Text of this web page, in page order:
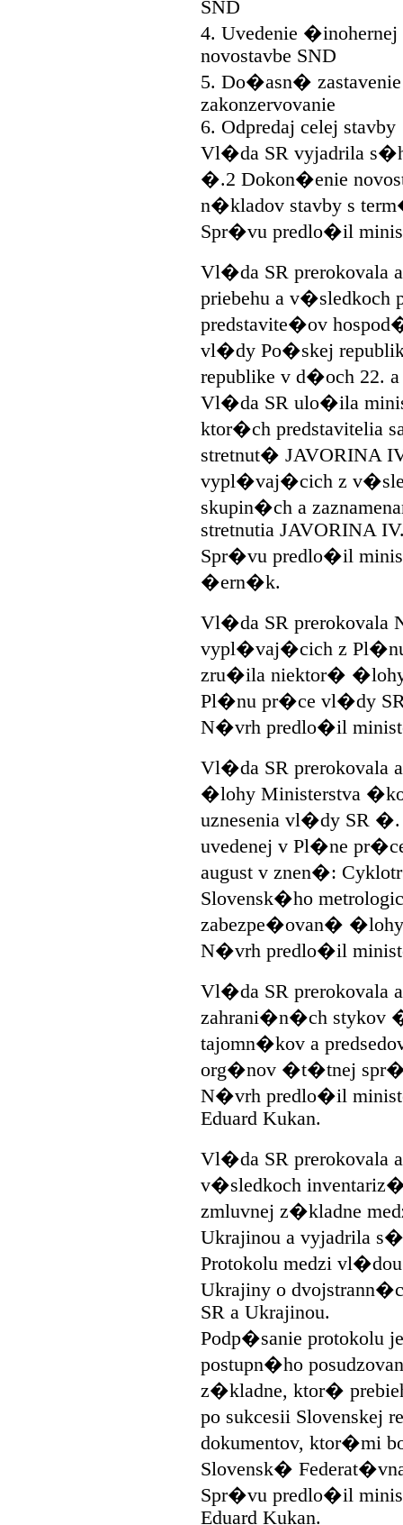
SND
4. Uvedenie
novostavbe SND
5. Do�asn�
zakonzervovanie
6. Odpredaj celej stavby
Vl�da SR vyjadrila
�.2 Dokon�enie
n�kladov stavby s
Spr�vu predlo�il
Vl�da SR prerokovala
priebehu a v�sledkoch
predstavite�ov
vl�dy Po�skej
republike v d�och 22.
Vl�da SR ulo�ila
ktor�ch predstavitelia
stretnut� JAVORINA
vypl�vaj�cich z
skupin�ch a
stretnutia JAVORINA
Spr�vu predlo�il
�ern�k.
Vl�da SR
vypl�vaj�cich z
zru�ila niektor� �lohy
Pl�nu pr�ce vl�dy SR
N�vrh predlo�il
Vl�da SR
�lohy Ministerstva
uznesenia vl�dy SR �.
uvedenej v Pl�ne
august v znen�:
Slovensk�ho
zabezpe�ovan�
N�vrh predlo�il
Vl�da SR
zahrani�n�ch
tajomn�kov a
org�nov �t�tnej
N�vrh predlo�il
Eduard Kukan.
Vl�da SR prerokovala
v�sledkoch
zmluvnej z�kladne
Ukrajinou a vyjadrila
Protokolu medzi
Ukrajiny o
SR a Ukrajinou.
Podp�sanie protokolu
postupn�ho
z�kladne, ktor�
po sukcesii Slovenskej
dokumentov, ktor�mi
Slovensk�
Spr�vu predlo�il
Eduard Kukan.